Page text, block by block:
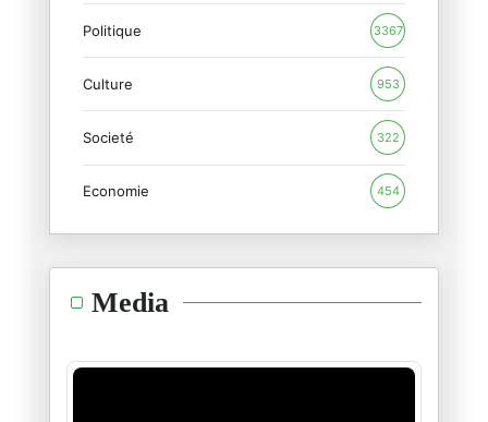
Politique 3367
Culture 953
Societé 322
Economie 454
Media